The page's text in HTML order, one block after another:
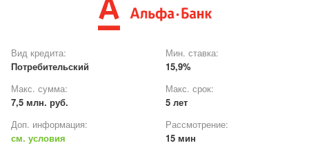
Вид кредита:
Потребительский
Мин. ставка:
15,9%
Макс. сумма:
7,5 млн. руб.
Макс. срок:
5 лет
Доп. информация:
см. условия
Рассмотрение:
15 мин